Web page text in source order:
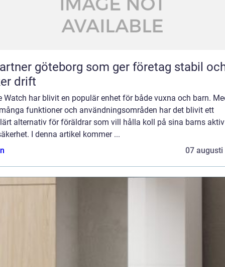
göteborg som ger företag stabil
drift
Watch har blivit en populär enhet för både vuxna och barn.
funktioner och användningsområden har det blivit ett
alternativ för föräldrar som vill hålla koll på sina barns
I denna artikel kommer ...
07 augusti